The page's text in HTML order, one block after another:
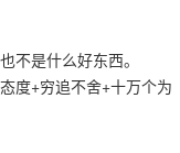
不是什么好东西。
度+穷追不舍+十万个为